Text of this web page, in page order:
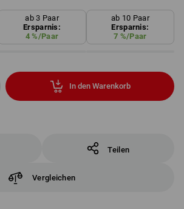
ab 3 Paar
Ersparnis:
4 %/Paar
ab 10 Paar
Ersparnis:
7 %/Paar
In den Warenkorb
Teilen
Vergleichen